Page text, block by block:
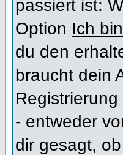
passiert ist:
Option Ich
du den
braucht dein
- entweder
dir gesagt,